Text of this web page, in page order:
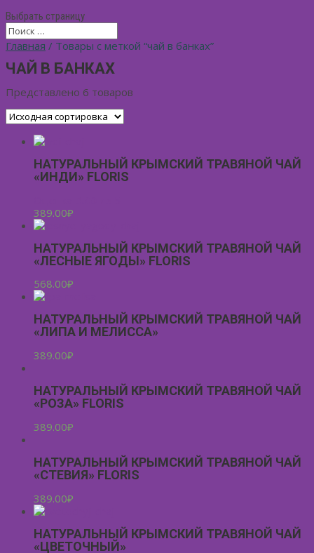
Выбрать страницу
Главная / Товары с меткой “чай в банках”
ЧАЙ В БАНКАХ
Представлено 6 товаров
НАТУРАЛЬНЫЙ КРЫМСКИЙ ТРАВЯНОЙ ЧАЙ
«ИНДИ» FLORIS
389.00₽
НАТУРАЛЬНЫЙ КРЫМСКИЙ ТРАВЯНОЙ ЧАЙ
«ЛЕСНЫЕ ЯГОДЫ» FLORIS
568.00₽
НАТУРАЛЬНЫЙ КРЫМСКИЙ ТРАВЯНОЙ ЧАЙ
«ЛИПА И МЕЛИССА»
389.00₽
НАТУРАЛЬНЫЙ КРЫМСКИЙ ТРАВЯНОЙ ЧАЙ
«РОЗА» FLORIS
389.00₽
НАТУРАЛЬНЫЙ КРЫМСКИЙ ТРАВЯНОЙ ЧАЙ
«СТЕВИЯ» FLORIS
389.00₽
НАТУРАЛЬНЫЙ КРЫМСКИЙ ТРАВЯНОЙ ЧАЙ
«ЦВЕТОЧНЫЙ»